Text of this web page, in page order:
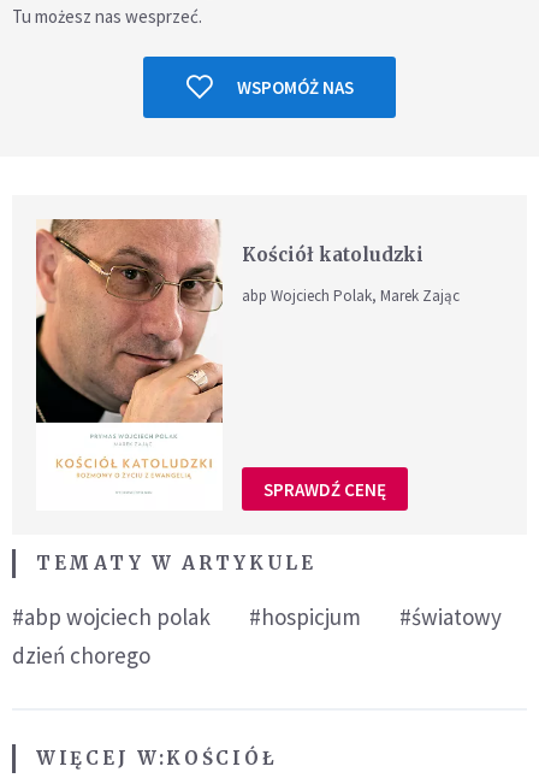
Tu możesz nas wesprzeć.
WSPOMÓŻ NAS
Kościół katoludzki
abp Wojciech Polak, Marek Zając
SPRAWDŹ CENĘ
TEMATY W ARTYKULE
#abp wojciech polak #hospicjum
#światowy
dzień chorego
WIĘCEJ W:KOŚCIÓŁ